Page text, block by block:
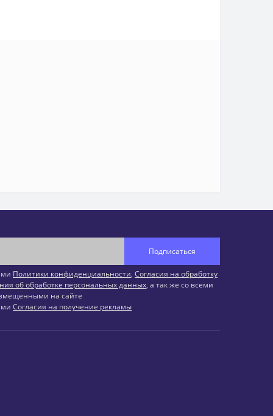
Подписаться
Политики конфиденциальности, Согласия на обработку
об обработке персональных данных, а так же со всеми
на сайте
Согласия на получение рекламы